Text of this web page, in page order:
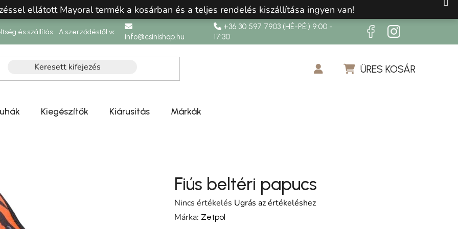
ellátott Mayoral termék a kosárban és a teljes rendelés kiszállítása ingyen van!
és szállítás A szerződéstől való elállásinfo@csinishop.hu
+36 30 597 7903 (HÉ-PÉ:) 9:00 -
17:30
ÜRES KOSÁR
Kiegészítők Kiárusitás Márkák
Fiús beltéri papucs
A termék átlagos értékelése 5-ből 0,0 csillag.
Nincs értékelés Ugrás az értékeléshez
Márka: Zetpol